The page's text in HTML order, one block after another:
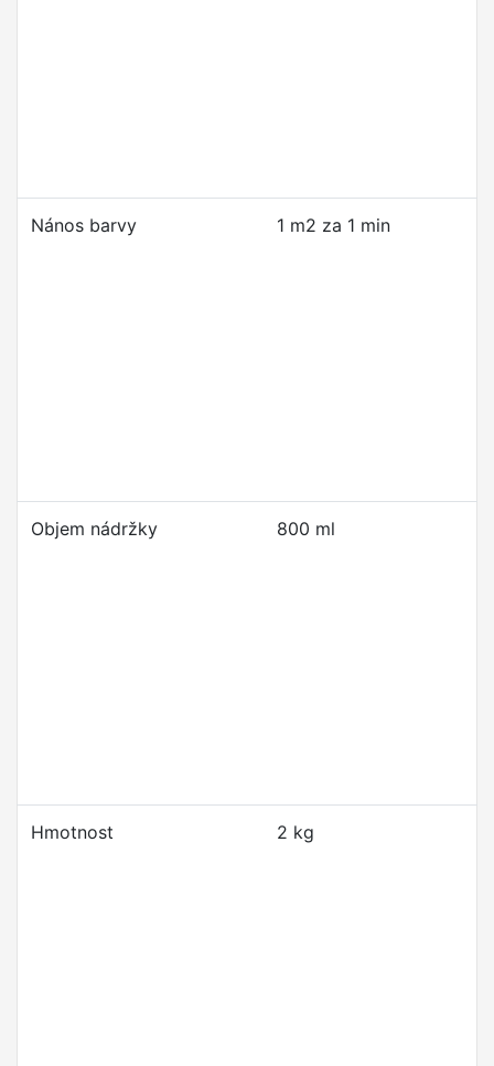
Nános barvy 1 m2 za 1 min
Objem nádržky 800 ml
Hmotnost 2 kg